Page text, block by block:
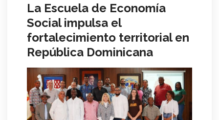
La Escuela de Economía
Social impulsa el
fortalecimiento territorial en
República Dominicana